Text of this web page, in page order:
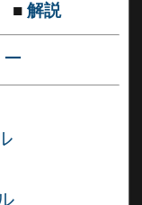
■ 解説